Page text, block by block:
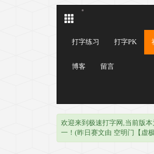
打字练习 打字PK
博客 留言
欢迎来到极速打字网,当前版
一！(昨日赛文由 空明门【虚